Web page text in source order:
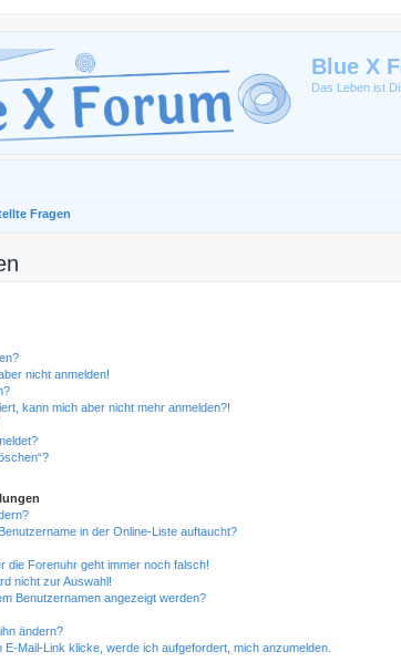
Blue X
Das Leben ist
Fragen
nicht anmelden!
kann mich aber nicht mehr anmelden?!
in der Online-Liste auftaucht?
die Forenuhr geht immer noch falsch!
nicht zur Auswahl!
Benutzernamen angezeigt werden?
ändern?
Mail-Link klicke, werde ich aufgefordert, mich anzumelden.